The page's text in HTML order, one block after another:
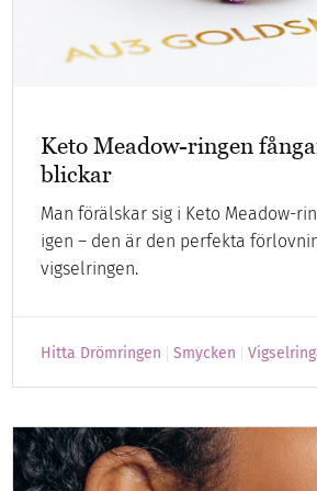
Keto Meadow-ringen
blickar
Man förälskar sig i Keto Meadow-
igen – den är den perfekta
vigselringen.
Hitta Drömringen Smycken